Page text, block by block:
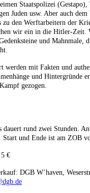
Staatspolizei
Juden usw. Aber auch dem
zu den Werftarbeitern der
wir ein in die Hitler-Zeit.
und Mahnmale,
werden mit Fakten und
und Hintergründe
gezogen.
rund zwei Stunden.
Start und Ende ist am ZOB
€
DGB W’haven,